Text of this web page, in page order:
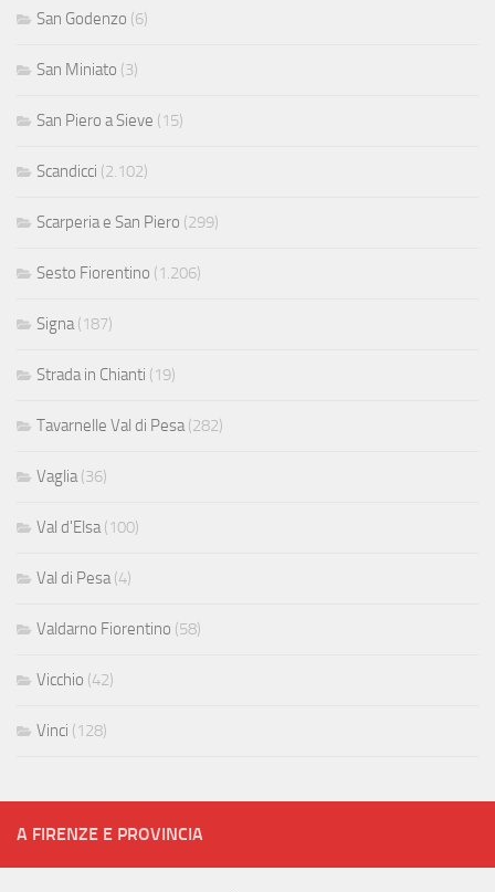
San Godenzo (6)
San Miniato (3)
San Piero a Sieve (15)
Scandicci (2.102)
Scarperia e San Piero (299)
Sesto Fiorentino (1.206)
Signa(187)
Strada in Chianti (19)
Tavarnelle Val di Pesa(282)
Vaglia(36)
Val d'Elsa(100)
Val di Pesa(4)
Valdarno Fiorentino (58)
Vicchio (42)
Vinci (128)
A FIRENZE E PROVINCIA